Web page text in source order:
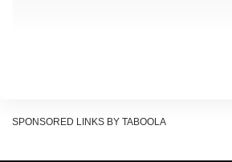
SPONSORED LINKS BY TABOOLA